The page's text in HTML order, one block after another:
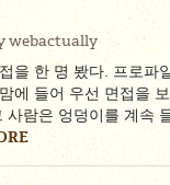
webactually
을 한 명 봤다. 프로파
에 들어 우선 면접을
사람은 엉덩이를 계속